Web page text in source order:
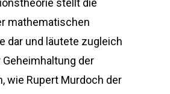
stellt die
mathematischen
dar und läutete zugleich
Geheimhaltung der
wie Rupert Murdoch der